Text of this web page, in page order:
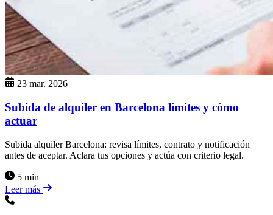
23 mar. 2026
Subida de alquiler en Barcelona límites y cómo
actuar
Subida alquiler Barcelona: revisa límites, contrato y notificación
antes de aceptar. Aclara tus opciones y actúa con criterio legal.
5 min
Leer más